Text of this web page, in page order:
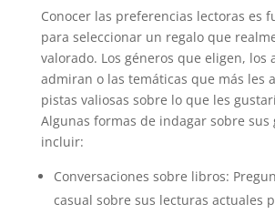
Conocer las preferencias lectoras es
para seleccionar un regalo que
valorado. Los géneros que eligen, los
admiran o las temáticas que más les
pistas valiosas sobre lo que les
Algunas formas de indagar sobre sus
incluir:
Conversaciones sobre libros:
casual sobre sus lecturas actuales